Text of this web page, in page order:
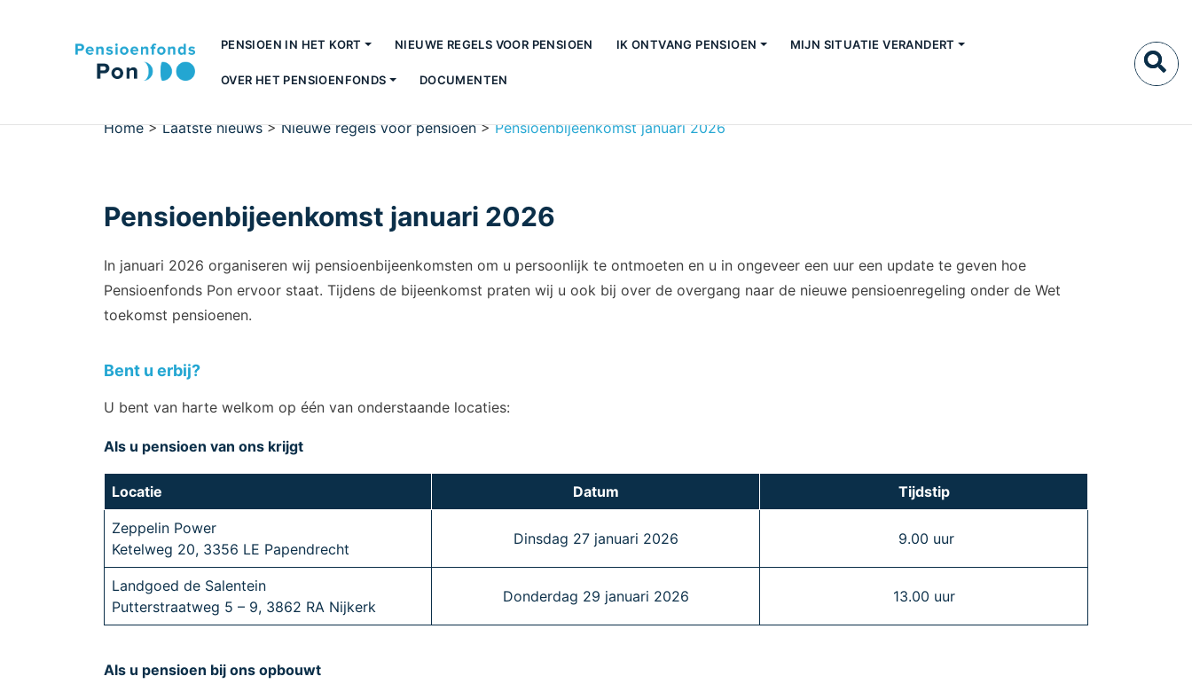
PENSIOEN IN HET KORT NIEUWE REGELS VOOR PENSIOEN IK ONTVANG PENSIOEN MIJN SITUATIE VERANDERT
OVER HET PENSIOENFONDS DOCUMENTEN
Home>Laatste nieuws>Nieuwe regels voor pensioen>Pensioenbijeenkomst januari 2026
Pensioenbijeenkomst januari 2026
In januari 2026 organiseren wij pensioenbijeenkomsten om u persoonlijk te ontmoeten en u in ongeveer een uur een update te geven hoe
Pensioenfonds Pon ervoor staat. Tijdens de bijeenkomst praten wij u ook bij over de overgang naar de nieuwe pensioenregeling onder de Wet
toekomst pensioenen.
Bent u erbij?
U bent van harte welkom op één van onderstaande locaties:
Als u pensioen van ons krijgt
Locatie Datum Tijdstip
Zeppelin Power
Ketelweg 20, 3356 LE Papendrecht
Dinsdag 27 januari 2026 9.00 uur
Landgoed de Salentein
Putterstraatweg 5 – 9, 3862 RA Nijkerk
Donderdag 29 januari 2026 13.00 uur
Als u pensioen bij ons opbouwt